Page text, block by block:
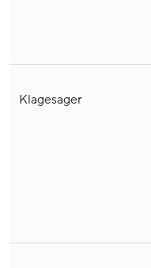
Klagesager